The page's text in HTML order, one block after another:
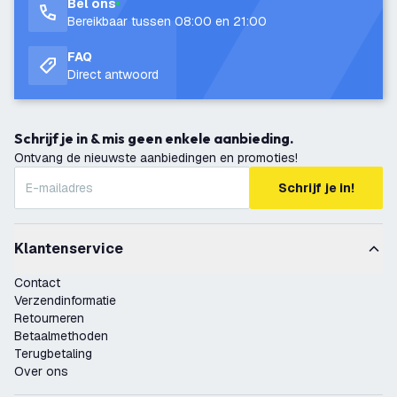
Bel ons
Bereikbaar tussen 08:00 en 21:00
FAQ
Direct antwoord
Schrijf je in & mis geen enkele aanbieding.
Ontvang de nieuwste aanbiedingen en promoties!
Schrijf je in!
Klantenservice
Contact
Verzendinformatie
Retourneren
Betaalmethoden
Terugbetaling
Over ons